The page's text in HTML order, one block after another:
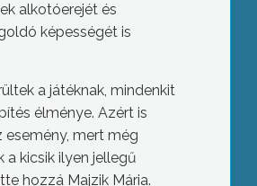
alkotóerejét és
képességét is
a játéknak, mindenkit
élménye. Azért is
esemény, mert még
a kicsik ilyen jellegű
hozzá Majzik Mária.